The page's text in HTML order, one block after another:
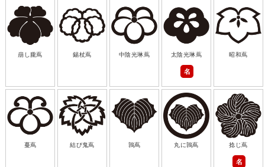
崩し朧蔦 錫杖蔦 中陰光琳蔦 太陰光琳蔦
名
昭和蔦
蔓蔦 結び鬼蔦 鶉蔦 丸に鶉蔦 捻じ蔦
名